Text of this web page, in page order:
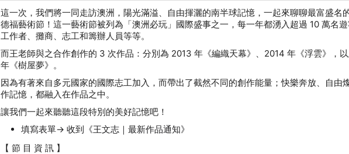
這一次，我們將一同走訪澳洲，陽光滿溢、自由揮灑的南半球記憶，一起來聊聊最富盛名
德福藝術節！這一藝術節被列為「澳洲必玩」國際盛事之一，每一年都湧入超過 10 萬名
工作者、攤商、志工和籌辦人員等等。
而王老師與之合作創作的 3 次作品：分別為 2013 年《編織天幕》、2014 年《浮雲》，
年《樹屋夢》。
因為有著來自多元國家的國際志工加入，而帶出了截然不同的創作能量；快樂奔放、自由
作記憶，都融入在作品之中。
讓我們一起來聽聽這段特別的美好記憶吧！
填寫表單→ 收到《王文志｜最新作品通知》
【 節 目 資 訊 】